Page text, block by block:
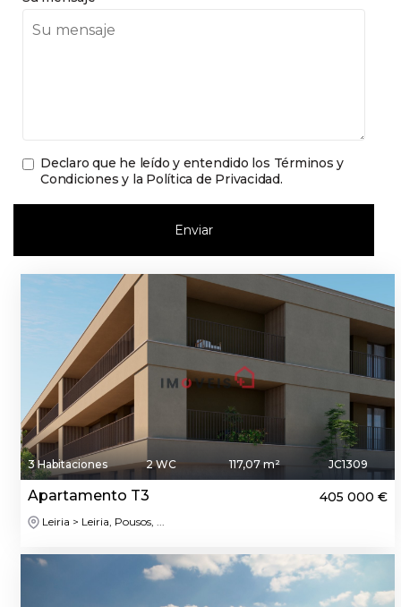
Declaro que he leído y entendido los Términos y
Condiciones y la Política de Privacidad.
Enviar
3 Habitaciones 2 WC 117,07 m² JC1309
Apartamento T3 405 000 €
Leiria > Leiria, Pousos, ...